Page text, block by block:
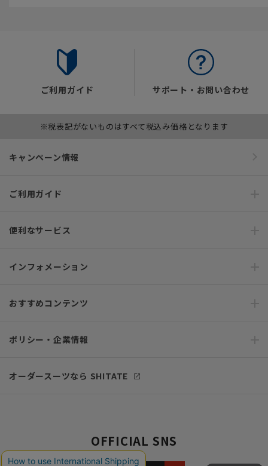
ご利用ガイド サポート・お問い合わせ
※税表記がないものはすべて税込み価格となります
キャンペーン情報
ご利用ガイド
便利なサービス
インフォメーション
おすすめコンテンツ
ポリシー・企業情報
オーダースーツなら SHITATE
OFFICIAL SNS